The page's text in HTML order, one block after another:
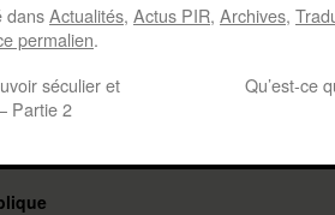
dansActualités, Actus PIR, Archives,
permalien.
séculier et
Partie 2
Qu’est-ce